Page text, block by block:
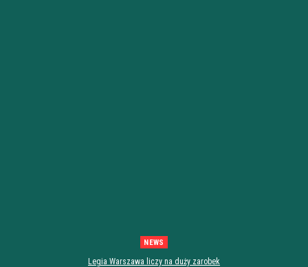
NEWS
Legia Warszawa liczy na duży zarobek